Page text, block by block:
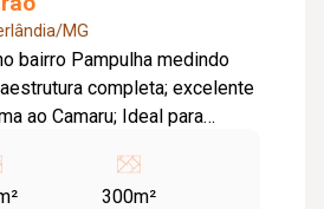
MG
bairro Pampulha medindo
completa; excelente
ao Camaru; Ideal para
300m²